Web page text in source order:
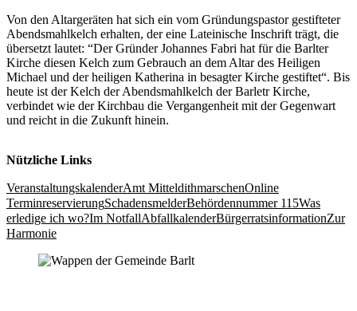
Von den Altargeräten hat sich ein vom Gründungspastor gestifteter
Abendsmahlkelch erhalten, der eine Lateinische Inschrift trägt, die
übersetzt lautet: “Der Gründer Johannes Fabri hat für die Barlter
Kirche diesen Kelch zum Gebrauch an dem Altar des Heiligen
Michael und der heiligen Katherina in besagter Kirche gestiftet“. Bis
heute ist der Kelch der Abendsmahlkelch der Barletr Kirche,
verbindet wie der Kirchbau die Vergangenheit mit der Gegenwart
und reicht in die Zukunft hinein.
Nützliche Links
Veranstaltungs­kalenderAmt Mittel­dithmarschenOnline
TerminreservierungSchadensmelderBehördennummer 115Was
erledige ich wo?Im NotfallAbfallkalenderBürgerrats­informationZur
Harmonie